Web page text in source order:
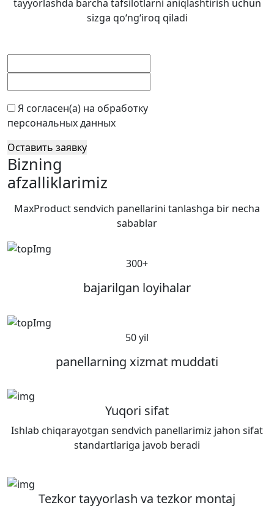
tayyorlashda barcha tafsilotlarni aniqlashtirish uchun
sizga qo‘ng‘iroq qiladi
Я согласен(а) на обработку
персональных данных
Оставить заявку
Bizning
afzalliklarimiz
MaxProduct sendvich panellarini tanlashga bir necha
sabablar
300+
bajarilgan loyihalar
50 yil
panellarning xizmat muddati
Yuqori sifat
Ishlab chiqarayotgan sendvich panellarimiz jahon sifat
standartlariga javob beradi
Tezkor tayyorlash va tezkor montaj